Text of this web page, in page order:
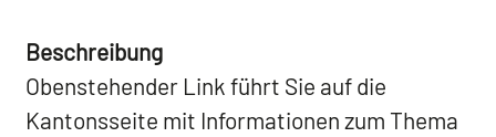
Beschreibung
Obenstehender Link führt Sie auf die
Kantonsseite mit Informationen zum Thema